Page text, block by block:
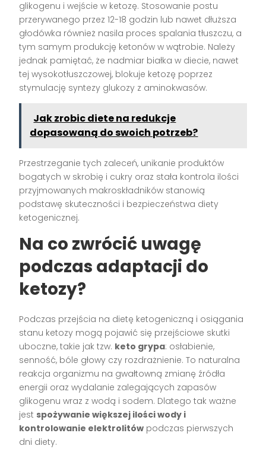
glikogenu i wejście w ketozę. Stosowanie postu
przerywanego przez 12-18 godzin lub nawet dłuższa
głodówka również nasila proces spalania tłuszczu, a
tym samym produkcję ketonów w wątrobie. Należy
jednak pamiętać, że nadmiar białka w diecie, nawet
tej wysokotłuszczowej, blokuje ketozę poprzez
stymulację syntezy glukozy z aminokwasów.
Jak zrobic diete na redukcje
dopasowaną do swoich potrzeb?
Przestrzeganie tych zaleceń, unikanie produktów
bogatych w skrobię i cukry oraz stała kontrola ilości
przyjmowanych makroskładników stanowią
podstawę skuteczności i bezpieczeństwa diety
ketogenicznej.
Na co zwrócić uwagę
podczas adaptacji do
ketozy?
Podczas przejścia na dietę ketogeniczną i osiągania
stanu ketozy mogą pojawić się przejściowe skutki
uboczne, takie jak tzw. keto grypa: osłabienie,
senność, bóle głowy czy rozdrażnienie. To naturalna
reakcja organizmu na gwałtowną zmianę źródła
energii oraz wydalanie zalegających zapasów
glikogenu wraz z wodą i sodem. Dlatego tak ważne
jest spożywanie większej ilości wody i
kontrolowanie elektrolitów podczas pierwszych
dni diety.